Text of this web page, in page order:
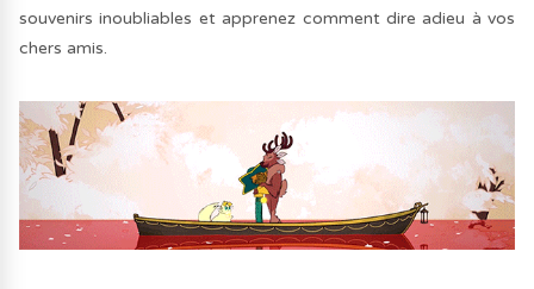
souvenirs inoubliables et apprenez comment dire adieu à vos
chers amis.